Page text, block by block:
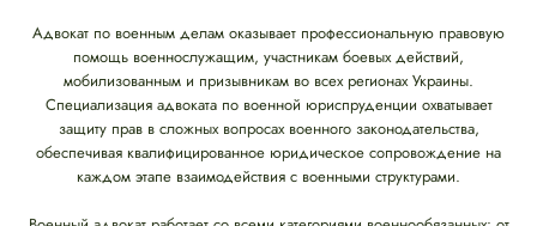
Адвокат по военным делам оказывает профессиональную правовую
помощь военнослужащим, участникам боевых действий,
мобилизованным и призывникам во всех регионах Украины.
Специализация адвоката по военной юриспруденции охватывает
защиту прав в сложных вопросах военного законодательства,
обеспечивая квалифицированное юридическое сопровождение на
каждом этапе взаимодействия с военными структурами.